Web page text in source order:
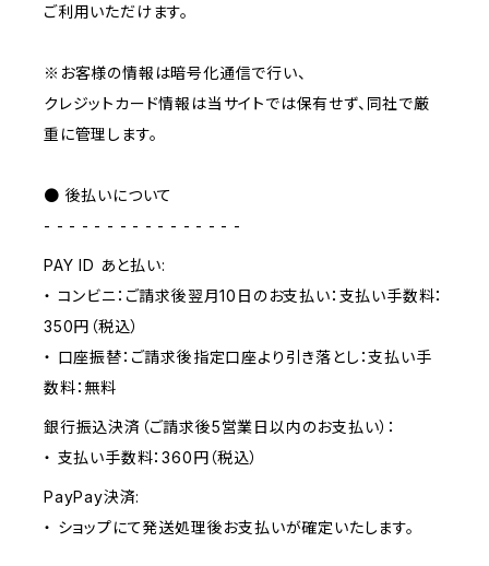
ご利用いただけます。
※お客様の情報は暗号化通信で行い、
クレジットカード情報は当サイトでは保有せず、同社で厳
重に管理します。
● 後払いについて
- - - - - - - - - - - - - - - -
PAY ID あと払い:
・ コンビニ：ご請求後翌月10日のお支払い：支払い手数料：
350円（税込）
・ 口座振替：ご請求後指定口座より引き落とし：支払い手
数料：無料
銀行振込決済（ご請求後5営業日以内のお支払い）：
・ 支払い手数料：360円（税込）
PayPay決済:
・ ショップにて発送処理後お支払いが確定いたします。